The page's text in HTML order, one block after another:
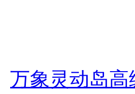
万象灵动岛高